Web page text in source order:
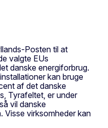
Posten til at
valgte EUs
danske energiforbrug.
kan bruge
af det danske
Tyrafeltet, er under
vil danske
Visse virksomheder kan